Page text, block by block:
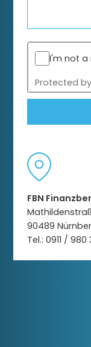
I'm not a
Protected by
FBN
90489
Tel.: 0911 / 980